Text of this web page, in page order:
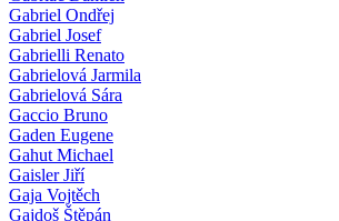
Gabriel Ondřej
Gabriel Josef
Gabrielli Renato
Gabrielová Jarmila
Gabrielová Sára
Gaccio Bruno
Gaden Eugene
Gahut Michael
Gaisler Jiří
Gaja Vojtěch
Gajdoš Štěpán